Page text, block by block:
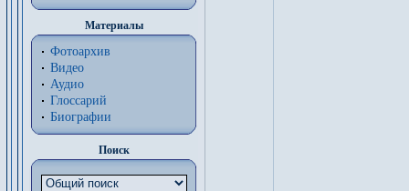
Материалы
Фотоархив
Видео
Аудио
Глоссарий
Биографии
Поиск